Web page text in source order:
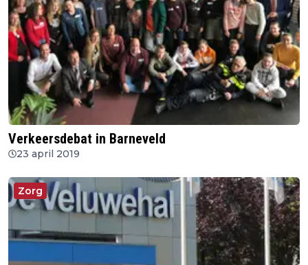
Verkeersdebat in Barneveld
23 april 2019
Zorg